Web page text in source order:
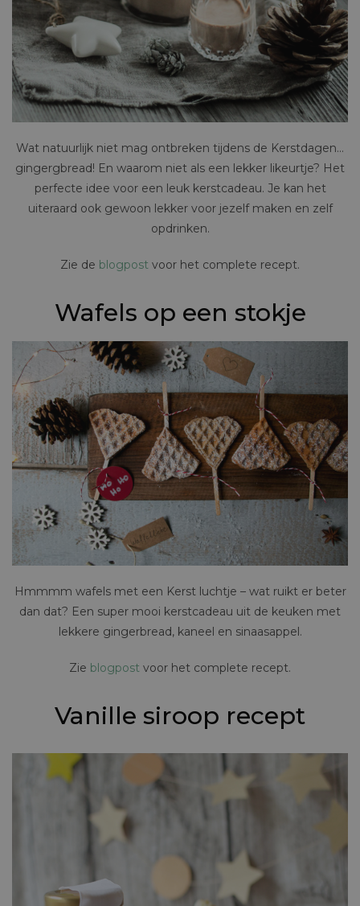
Wat natuurlijk niet mag ontbreken tijdens de Kerstdagen…
gingergbread! En waarom niet als een lekker likeurtje? Het
perfecte idee voor een leuk kerstcadeau. Je kan het
uiteraard ook gewoon lekker voor jezelf maken en zelf
opdrinken.
Zie de blogpost voor het complete recept.
Wafels op een stokje
Hmmmm wafels met een Kerst luchtje – wat ruikt er beter
dan dat? Een super mooi kerstcadeau uit de keuken met
lekkere gingerbread, kaneel en sinaasappel.
Zie blogpost voor het complete recept.
Vanille siroop recept